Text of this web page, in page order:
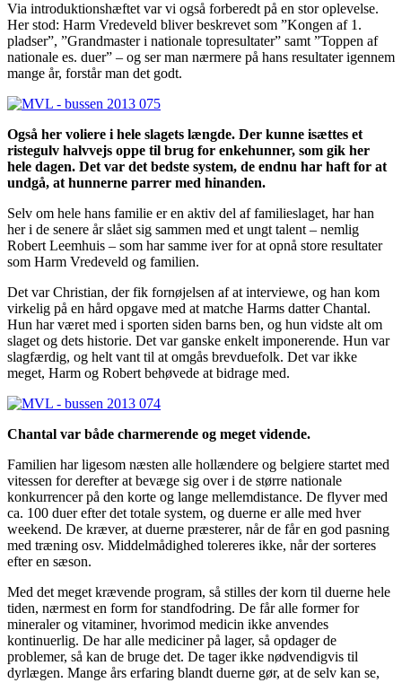
Via introduktionshæftet var vi også forberedt på en stor oplevelse.
Her stod: Harm Vredeveld bliver beskrevet som ”Kongen af 1.
pladser”, ”Grandmaster i nationale topresultater” samt ”Toppen af
nationale es. duer” – og ser man nærmere på hans resultater igennem
mange år, forstår man det godt.
Også her voliere i hele slagets længde. Der kunne isættes et
ristegulv halvvejs oppe til brug for enkehunner, som gik her
hele dagen. Det var det bedste system, de endnu har haft for at
undgå, at hunnerne parrer med hinanden.
Selv om hele hans familie er en aktiv del af familieslaget, har han
her i de senere år slået sig sammen med et ungt talent – nemlig
Robert Leemhuis – som har samme iver for at opnå store resultater
som Harm Vredeveld og familien.
Det var Christian, der fik fornøjelsen af at interviewe, og han kom
virkelig på en hård opgave med at matche Harms datter Chantal.
Hun har været med i sporten siden barns ben, og hun vidste alt om
slaget og dets historie. Det var ganske enkelt imponerende. Hun var
slagfærdig, og helt vant til at omgås brevduefolk. Det var ikke
meget, Harm og Robert behøvede at bidrage med.
Chantal var både charmerende og meget vidende.
Familien har ligesom næsten alle hollændere og belgiere startet med
vitessen for derefter at bevæge sig over i de større nationale
konkurrencer på den korte og lange mellemdistance. De flyver med
ca. 100 duer efter det totale system, og duerne er alle med hver
weekend. De kræver, at duerne præsterer, når de får en god pasning
med træning osv. Middelmådighed tolereres ikke, når der sorteres
efter en sæson.
Med det meget krævende program, så stilles der korn til duerne hele
tiden, nærmest en form for standfodring. De får alle former for
mineraler og vitaminer, hvorimod medicin ikke anvendes
kontinuerlig. De har alle mediciner på lager, så opdager de
problemer, så kan de bruge det. De tager ikke nødvendigvis til
dyrlægen. Mange års erfaring blandt duerne gør, at de selv kan se,